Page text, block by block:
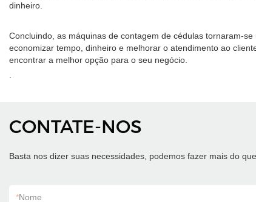
dinheiro.
Concluindo, as máquinas de contagem de cédulas tornaram-
economizar tempo, dinheiro e melhorar o atendimento ao
encontrar a melhor opção para o seu negócio.
CONTATE-NOS
Basta nos dizer suas necessidades, podemos fazer mais do
*Nome